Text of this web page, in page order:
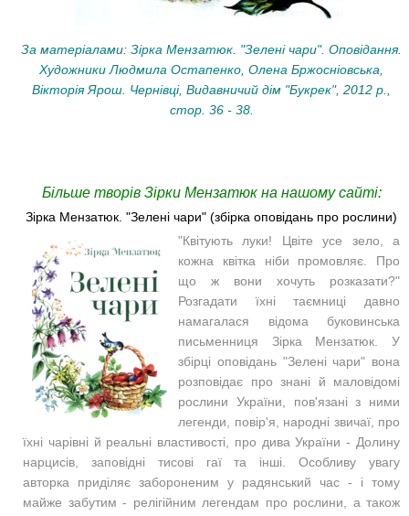
За матеріалами: Зірка Мензатюк. "Зелені чари". Оповідання.
Художники Людмила Остапенко, Олена Бржосніовська,
Вікторія Ярош. Чернівці, Видавничий дім "Букрек", 2012 р.,
стор. 36 - 38.
Більше творів Зірки Мензатюк на нашому сайті:
Зірка Мензатюк. "Зелені чари" (збірка оповідань про рослини)
"Квітують луки! Цвіте усе зело, а
кожна квітка ніби промовляє. Про
що ж вони хочуть розказати?"
Розгадати їхні таємниці давно
намагалася відома буковинська
письменниця Зірка Мензатюк. У
збірці оповідань "Зелені чари" вона
розповідає про знані й маловідомі
рослини України, пов'язані з ними
легенди, повір'я, народні звичаї, про
їхні чарівні й реальні властивості, про дива України - Долину
нарцисів, заповідні тисові гаї та інші.Особливу увагу
авторка приділяє забороненим у радянський час - і тому
майже забутим - релігійним легендам про рослини, а також